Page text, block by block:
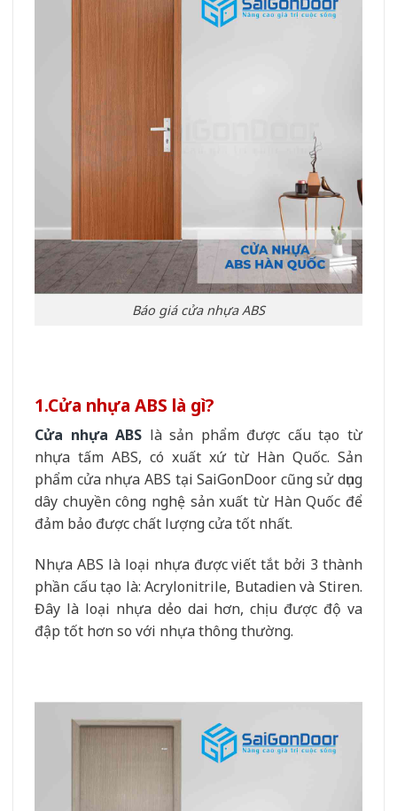
Báo giá cửa nhựa ABS
1.Cửa nhựa ABS là gì?
Cửa nhựa ABS là sản phẩm được cấu tạo từ
nhựa tấm ABS, có xuất xứ từ Hàn Quốc. Sản
phẩm cửa nhựa ABS tại SaiGonDoor cũng sử dụng
dây chuyền công nghệ sản xuất từ Hàn Quốc để
đảm bảo được chất lượng cửa tốt nhất.
Nhựa ABS là loại nhựa được viết tắt bởi 3 thành
phần cấu tạo là: Acrylonitrile, Butadien và Stiren.
Đây là loại nhựa dẻo dai hơn, chịu được độ va
đập tốt hơn so với nhựa thông thường.